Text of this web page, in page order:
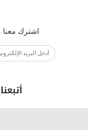
اشترك
أتبعنا